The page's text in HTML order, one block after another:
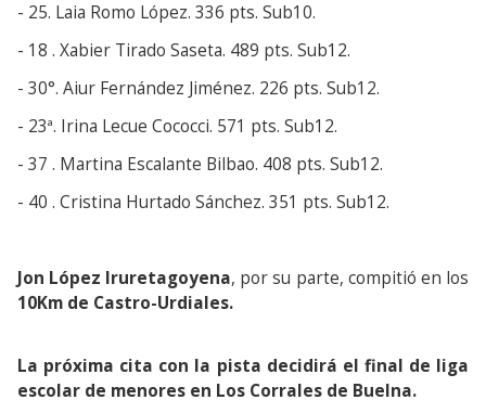
- 25. Laia Romo López. 336 pts. Sub10.
- 18 . Xabier Tirado Saseta. 489 pts. Sub12.
- 30°. Aiur Fernández Jiménez. 226 pts. Sub12.
- 23ª. Irina Lecue Cococci. 571 pts. Sub12.
- 37 . Martina Escalante Bilbao. 408 pts. Sub12.
- 40 . Cristina Hurtado Sánchez. 351 pts. Sub12.
Jon López Iruretagoyena, por su parte, compitió en los
10Km de Castro-Urdiales.
La próxima cita con la pista decidirá el final de liga
escolar de menores en Los Corrales de Buelna.